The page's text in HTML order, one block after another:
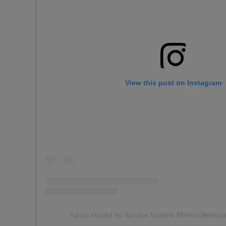
View this post on Instagram
A post shared by Sarcina Nastere Mamici